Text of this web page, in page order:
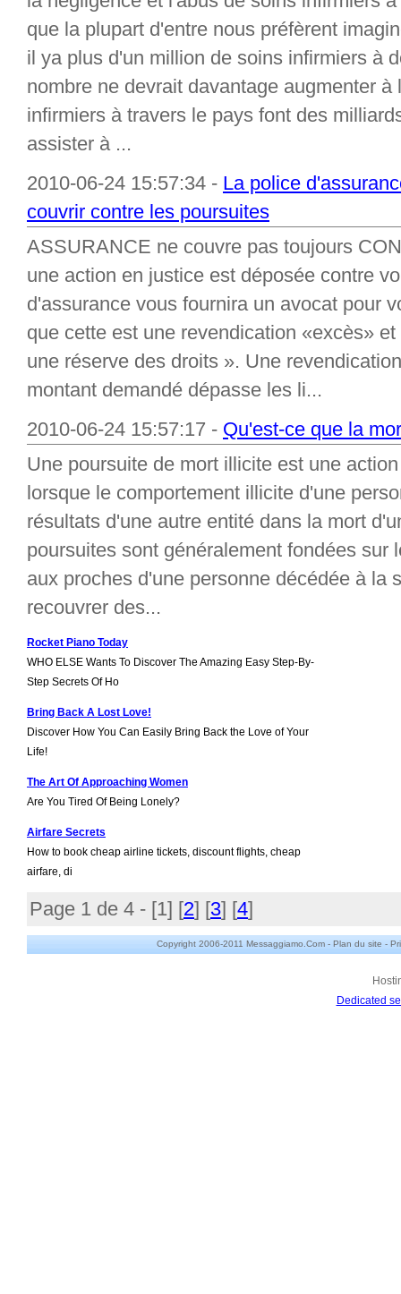
que la plupart d'entre nous préfèrent
il ya plus d'un million de soins infirmiers à
nombre ne devrait davantage augmenter
infirmiers à travers le pays font des
assister à ...
2010-06-24 15:57:34 - La police
couvrir contre les poursuites
ASSURANCE ne couvre pas toujours
une action en justice est déposée contre
d'assurance vous fournira un avocat pour
que cette est une revendication «excès»
une réserve des droits ». Une
montant demandé dépasse les li...
2010-06-24 15:57:17 - Qu'est-ce que la
Une poursuite de mort illicite est une
lorsque le comportement illicite d'une
résultats d'une autre entité dans la mort
poursuites sont généralement fondées sur
aux proches d'une personne décédée à la
recouvrer des...
Rocket Piano Today
WHO ELSE Wants To Discover The Amazing Easy Step-By-
Step Secrets Of Ho
Bring Back A Lost Love!
Discover How You Can Easily Bring Back the Love of Your
Life!
The Art Of Approaching Women
Are You Tired Of Being Lonely?
Airfare Secrets
How to book cheap airline tickets, discount flights, cheap
airfare, di
Page 1 de 4 - [1] [2] [3] [4]
Copyright 2006-2011 Messaggiamo.Com - Plan du site -
Dedicated